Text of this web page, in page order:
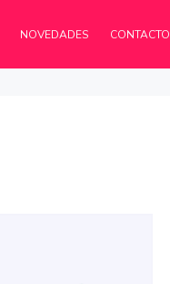
NOVEDADES CONTACTO